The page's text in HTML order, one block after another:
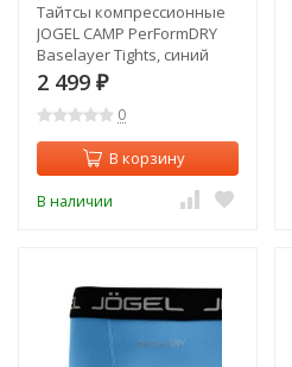
Тайтсы компрессионные
JOGEL CAMP PerFormDRY
Baselayer Tights, синий
(2125186)
2 499 ₽
0
В корзину
В наличии